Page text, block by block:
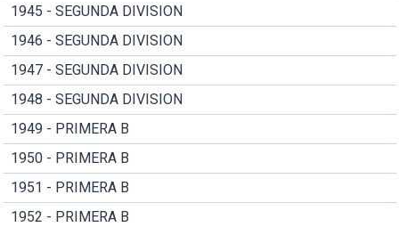
1945 - SEGUNDA DIVISION
1946 - SEGUNDA DIVISION
1947 - SEGUNDA DIVISION
1948 - SEGUNDA DIVISION
1949 - PRIMERA B
1950 - PRIMERA B
1951 - PRIMERA B
1952 - PRIMERA B